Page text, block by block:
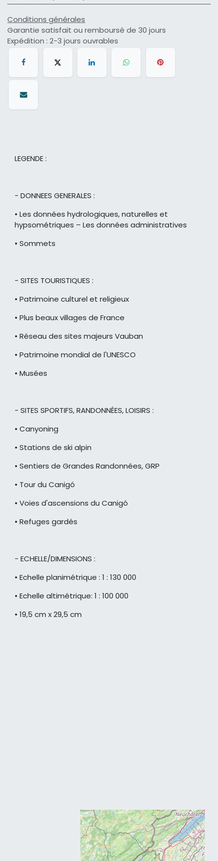
Conditions générales
Garantie satisfait ou remboursé de 30 jours
Expédition : 2-3 jours ouvrables
LEGENDE :
- DONNEES GENERALES :
• Les données hydrologiques, naturelles et
hypsométriques – Les données administratives
• Sommets
- SITES TOURISTIQUES :
• Patrimoine culturel et religieux
• Plus beaux villages de France
• Réseau des sites majeurs Vauban
• Patrimoine mondial de l'UNESCO
• Musées
- SITES SPORTIFS, RANDONNÉES, LOISIRS :
• Canyoning
• Stations de ski alpin
• Sentiers de Grandes Randonnées, GRP
• Tour du Canigó
• Voies d'ascensions du Canigó
• Refuges gardés
- ECHELLE/DIMENSIONS :
• Echelle planimétrique : 1 : 130 000
• Echelle altimétrique: 1 : 100 000
• 19,5 cm x 29,5 cm